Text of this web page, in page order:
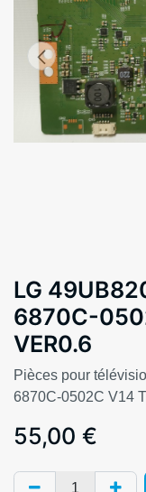
LG
6870C-
VER0.6
Pièces pour
6870C-0502C V14
55,00 €